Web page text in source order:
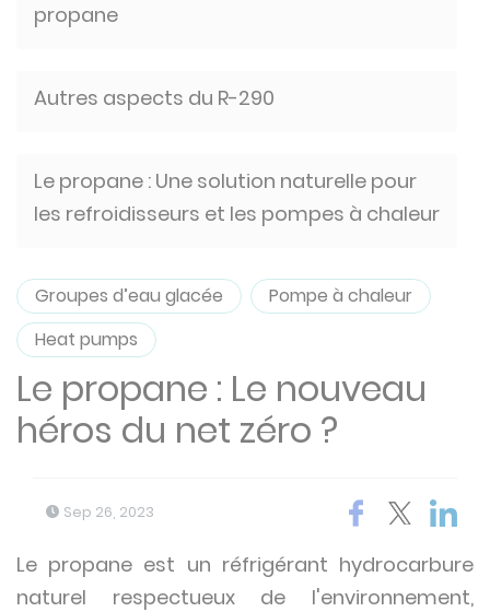
propane
Autres aspects du R-290
Le propane : Une solution naturelle pour
les refroidisseurs et les pompes à chaleur
Groupes d’eau glacée
Pompe à chaleur
Heat pumps
Le propane : Le nouveau
héros du net zéro ?
Sep 26, 2023
Le propane est un réfrigérant hydrocarbure
naturel respectueux de l'environnement,